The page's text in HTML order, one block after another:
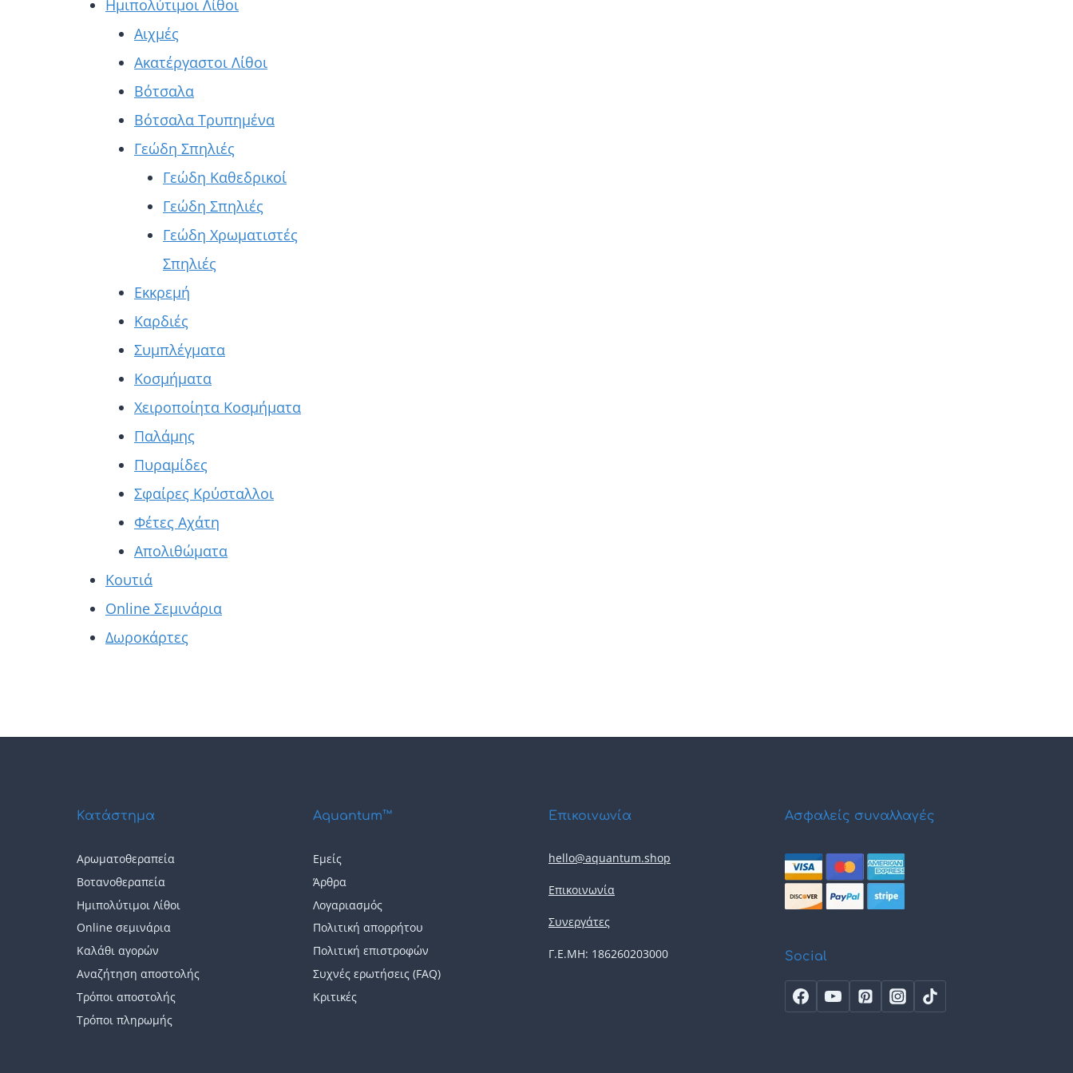
Ημιπολύτιμοι Λίθοι
Αιχμές
Ακατέργαστοι Λίθοι
Βότσαλα
Βότσαλα Τρυπημένα
Γεώδη Σπηλιές
Γεώδη Καθεδρικοί
Γεώδη Σπηλιές
Γεώδη Χρωματιστές
Σπηλιές
Εκκρεμή
Καρδιές
Συμπλέγματα
Κοσμήματα
Χειροποίητα Κοσμήματα
Παλάμης
Πυραμίδες
Σφαίρες Κρύσταλλοι
Φέτες Αχάτη
Απολιθώματα
Κουτιά
Online Σεμινάρια
Δωροκάρτες
Κατάστημα
Αρωματοθεραπεία
Βοτανοθεραπεία
Ημιπολύτιμοι Λίθοι
Online σεμινάρια
Καλάθι αγορών
Αναζήτηση αποστολής
Τρόποι αποστολής
Τρόποι πληρωμής
Aquantum™
Εμείς
Άρθρα
Λογαριασμός
Πολιτική απορρήτου
Πολιτική επιστροφών
Συχνές ερωτήσεις (FAQ)
Κριτικές
Επικοινωνία
hello@aquantum.shop
Επικοινωνία
Συνεργάτες
Γ.Ε.ΜΗ: 186260203000
Ασφαλείς συναλλαγές
Social